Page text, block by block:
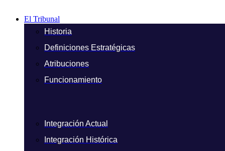
El Tribunal
Historia
Definiciones Estratégicas
Atribuciones
Funcionamiento
Integración Actual
Integración Histórica